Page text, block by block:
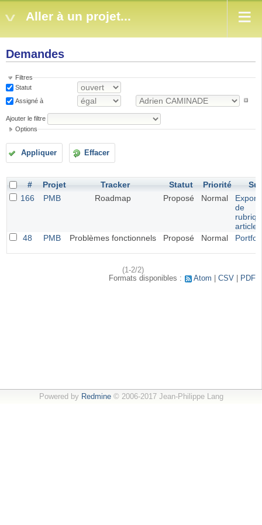
Aller à un projet...
Demandes
Filtres
Statut
Assigné à
Ajouter le filtre
Options
Appliquer Effacer
# Projet Tracker Statut Priorité
166
PMB Roadmap Proposé Normal
de
article
48
PMB Problèmes fonctionnels Proposé Normal
(1-2/2)
Formats disponibles :
Atom CSV PDF
Powered by Redmine© 2006-2017 Jean-Philippe Lang